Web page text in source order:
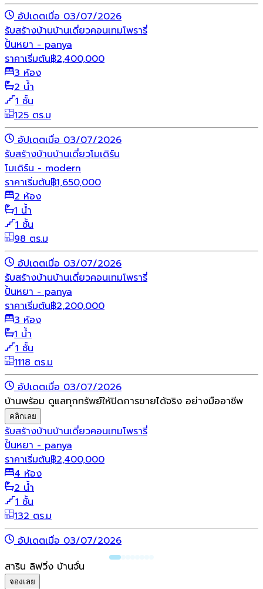
อัปเดตเมื่อ 03/07/2026
รับสร้างบ้านบ้านเดี่ยวคอนเทมโพรารี่
ปั้นหยา - panya
ราคาเริ่มต้น฿2,400,000
3 ห้อง
2 น้ำ
1 ชั้น
125 ตร.ม
อัปเดตเมื่อ 03/07/2026
รับสร้างบ้านบ้านเดี่ยวโมเดิร์น
โมเดิร์น - modern
ราคาเริ่มต้น฿1,650,000
2 ห้อง
1 น้ำ
1 ชั้น
98 ตร.ม
อัปเดตเมื่อ 03/07/2026
รับสร้างบ้านบ้านเดี่ยวคอนเทมโพรารี่
ปั้นหยา - panya
ราคาเริ่มต้น฿2,200,000
3 ห้อง
1 น้ำ
1 ชั้น
1118 ตร.ม
อัปเดตเมื่อ 03/07/2026
บ้านพร้อม ดูแลทุกทรัพย์ให้ปิดการขายได้จริง อย่างมืออาชีพ
คลิกเลย
รับสร้างบ้านบ้านเดี่ยวคอนเทมโพรารี่
ปั้นหยา - panya
ราคาเริ่มต้น฿2,400,000
4 ห้อง
2 น้ำ
1 ชั้น
132 ตร.ม
อัปเดตเมื่อ 03/07/2026
สาริน ลิฟวิ่ง บ้านจั่น
จองเลย